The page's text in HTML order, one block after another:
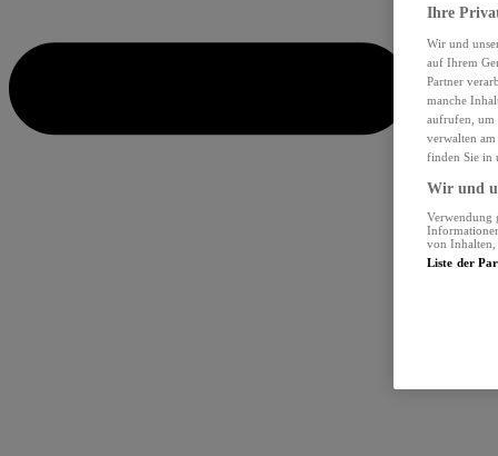
Ihre
Wir und
auf Ihrem
Partner
manche
aufrufen, um
verwalten
finden Sie in
Wir und
Verwendung
von Inhalten,
Liste der